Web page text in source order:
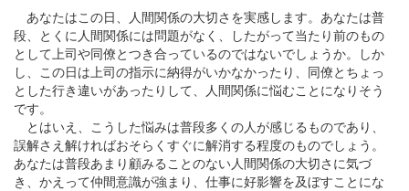
あなたはこの日、人間関係の大切さを実感します。あなたは普
段、とくに人間関係には問題がなく、したがって当たり前のもの
として上司や同僚とつき合っているのではないでしょうか。しか
し、この日は上司の指示に納得がいかなかったり、同僚とちょっ
とした行き違いがあったりして、人間関係に悩むことになりそう
です。
とはいえ、こうした悩みは普段多くの人が感じるものであり、
誤解さえ解ければおそらくすぐに解消する程度のものでしょう。
あなたは普段あまり顧みることのない人間関係の大切さに気づ
き、かえって仲間意識が強まり、仕事に好影響を及ぼすことにな